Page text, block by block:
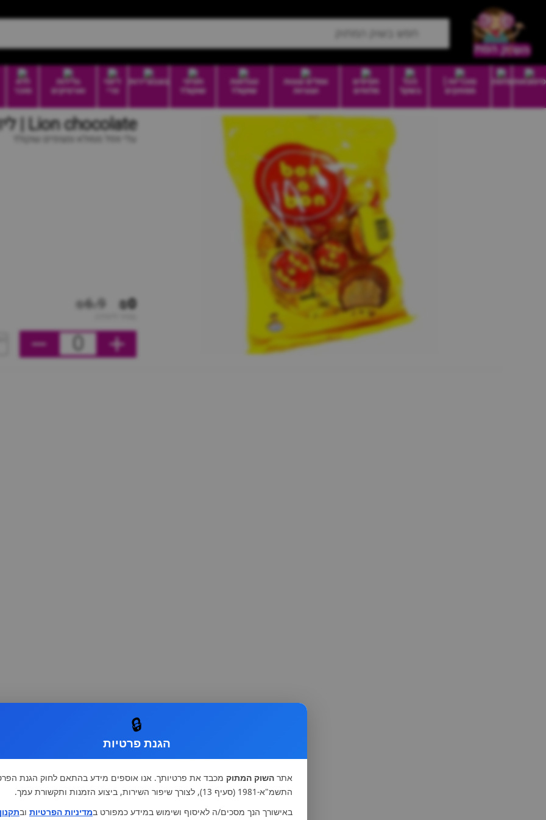
סיטונאותמזווה
סוכריות |
ממתקים
הכל
בשקל
חטיפים
מלוחים
וופלים עוגות
ועוגיות
טבלאות
שוקולד
חטיפי
שוקולד
בונבוניירות
דיוטי
פרי
גלידות
וארטיקים
ללא
סוכר
Lion chocolate | ליון שוקולד
עלי וופל ממולא ומצופים שוקולד
₪0
₪6.9
0
🔒
הגנת פרטיות
אתר השוק המתוק מכבד את פרטיותך. אנו אוספים מידע בהתאם לחוק הגנת
התשמ"א-1981 (סעיף 13), לצורך שיפור השירות, ביצוע הזמנות ותקשורת עמך.
באישורך הנך מסכים/ה לאיסוף ושימוש במידע כמפורט במדיניות הפרטיות ובתקנון